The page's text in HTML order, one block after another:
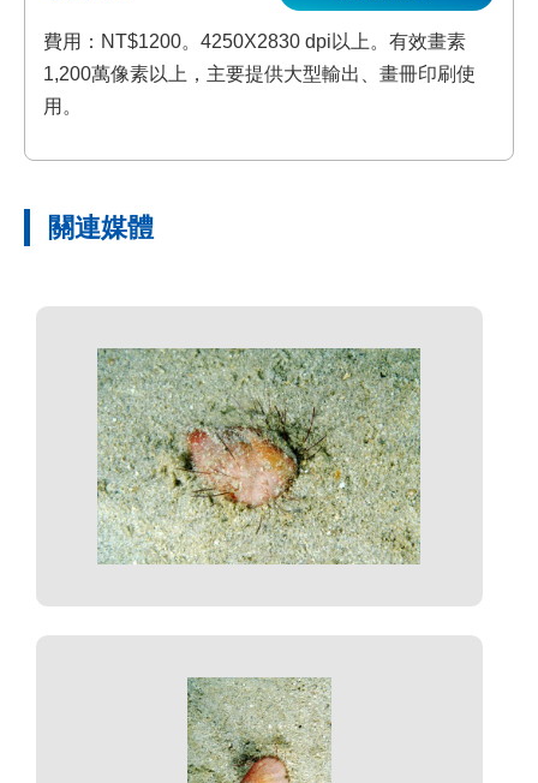
費用：NT$1200。4250X2830 dpi以上。有效畫素
1,200萬像素以上，主要提供大型輸出、畫冊印刷使
用。
關連媒體